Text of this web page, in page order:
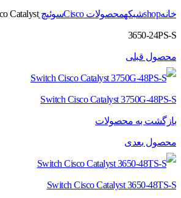
خانهshopشبکهمحصولات Cisco سوئیچ SwitchesCatalyst
3650-24PS-S
محصول قبلی
Switch Cisco Catalyst 3750G-48PS-S
بازگشت به محصولات
محصول بعدی
Switch Cisco Catalyst 3650-48TS-S